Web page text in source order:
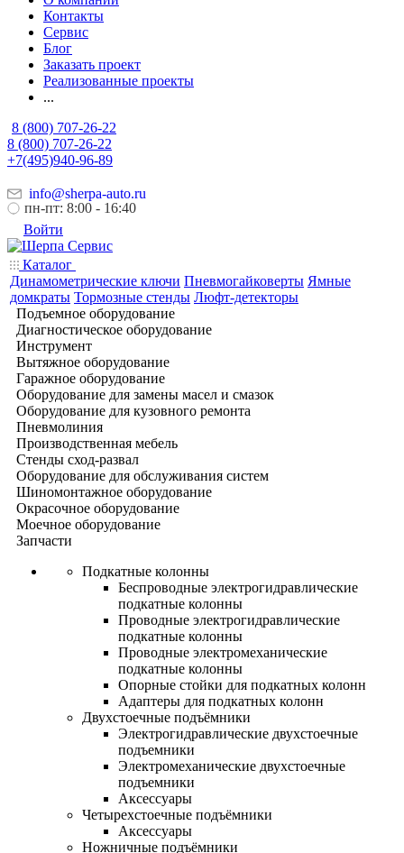
Контакты
Сервис
Блог
Заказать проект
Реализованные проекты
...
8 (800) 707-26-22
8 (800) 707-26-22
+7(495)940-96-89
info@sherpa-auto.ru
пн-пт: 8:00 - 16:40
Войти
Каталог
Динамометрические ключи Пневмогайковерты Ямные
домкраты Тормозные стенды Люфт-детекторы
Подъемное оборудование
Диагностическое оборудование
Инструмент
Вытяжное оборудование
Гаражное оборудование
Оборудование для замены масел и смазок
Оборудование для кузовного ремонта
Пневмолиния
Производственная мебель
Стенды сход-развал
Оборудование для обслуживания систем
Шиномонтажное оборудование
Окрасочное оборудование
Моечное оборудование
Запчасти
Подкатные колонны
Беспроводные электрогидравлические
подкатные колонны
Проводные электрогидравлические
подкатные колонны
Проводные электромеханические
подкатные колонны
Опорные стойки для подкатных колонн
Адаптеры для подкатных колонн
Двухстоечные подъёмники
Электрогидравлические двухстоечные
подъемники
Электромеханические двухстоечные
подъемники
Аксессуары
Четырехстоечные подъёмники
Аксессуары
Ножничные подъёмники